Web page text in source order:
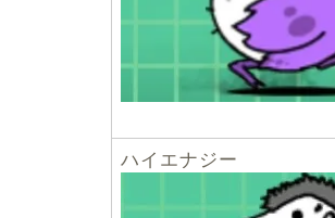
ハイエナジー